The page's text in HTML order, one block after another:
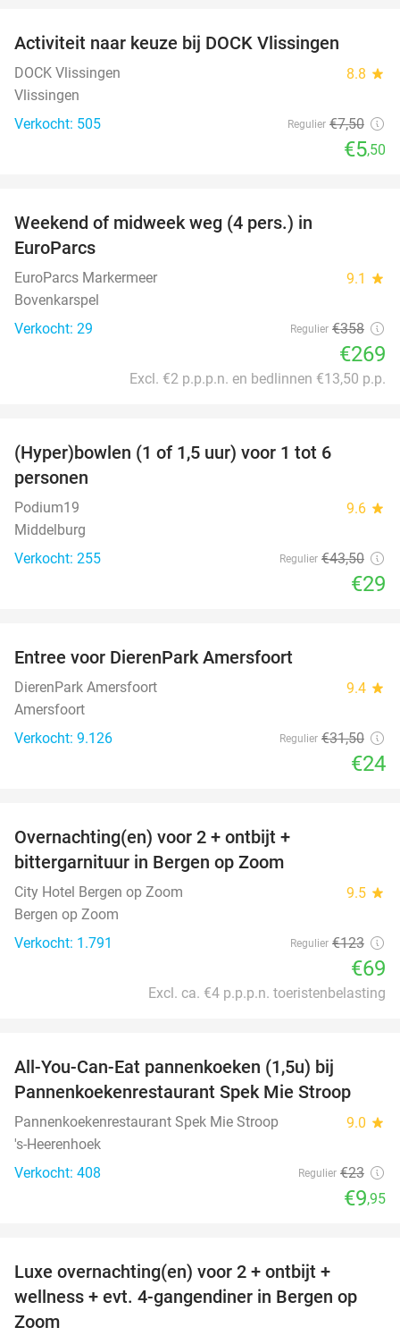
Activiteit naar keuze bij DOCK Vlissingen
DOCK Vlissingen 8.8 star
Vlissingen
Verkocht: 505
Regulier €7,50
€5,50
Weekend of midweek weg (4 pers.) in
EuroParcs
EuroParcs Markermeer 9.1 star
Bovenkarspel
Verkocht: 29
Regulier €358
€269
Excl. €2 p.p.p.n. en bedlinnen €13,50 p.p.
(Hyper)bowlen (1 of 1,5 uur) voor 1 tot 6
personen
Podium19 9.6 star
Middelburg
Verkocht: 255
Regulier €43,50
€29
Entree voor DierenPark Amersfoort
DierenPark Amersfoort 9.4 star
Amersfoort
Verkocht: 9.126
Regulier €31,50
€24
Overnachting(en) voor 2 + ontbijt +
bittergarnituur in Bergen op Zoom
City Hotel Bergen op Zoom 9.5 star
Bergen op Zoom
Verkocht: 1.791
Regulier €123
€69
Excl. ca. €4 p.p.p.n. toeristenbelasting
All-You-Can-Eat pannenkoeken (1,5u) bij
Pannenkoekenrestaurant Spek Mie Stroop
Pannenkoekenrestaurant Spek Mie Stroop 9.0 star
's-Heerenhoek
Verkocht: 408
Regulier €23
€9,95
Luxe overnachting(en) voor 2 + ontbijt +
wellness + evt. 4-gangendiner in Bergen op
Zoom